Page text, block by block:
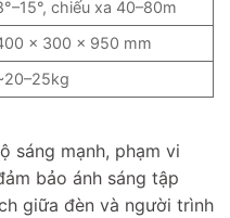
chiếu xa 40–80m
x 300 x 950 mm
sáng mạnh, phạm vi
bảo ánh sáng tập
giữa đèn và người trình